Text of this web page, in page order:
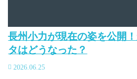
長州小力が現在の姿を公開
タはどうなった？
2026.06.25